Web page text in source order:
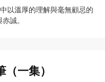
以溫厚的理解與毫無顧忌的
誠。
一集）